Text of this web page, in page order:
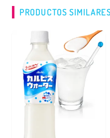
PRODUCTOS